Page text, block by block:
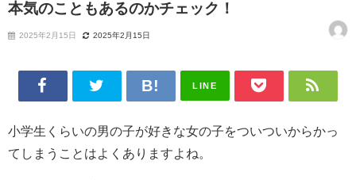
本気のこともあるのかチェック！
2025年2月15日 2025年2月15日
LINE
小学生くらいの男の子が好きな女の子をついついからかっ
てしまうことはよくありますよね。